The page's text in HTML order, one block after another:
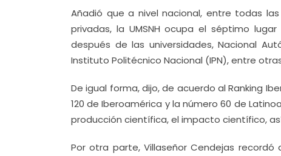
Añadió que a nivel nacional, entre todas
privadas, la UMSNH ocupa el séptimo
después de las universidades, Nacional
Instituto Politécnico Nacional (IPN), entre
De igual forma, dijo, de acuerdo al Ranking
120 de Iberoamérica y la número 60 de
producción científica, el impacto científico,
Por otra parte, Villaseñor Cendejas